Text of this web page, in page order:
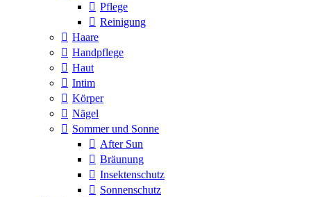
Pflege
Reinigung
Haare
Handpflege
Haut
Intim
Körper
Nägel
Sommer und Sonne
After Sun
Bräunung
Insektenschutz
Sonnenschutz